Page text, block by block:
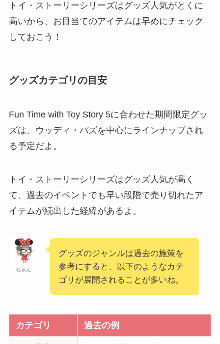
トイ・ストーリーシリーズはグッズ人気がとくに
高いから、お目当てのアイテムは早めにチェック
しておこう！
グッズカテゴリの目安
Fun Time with Toy Story 5に合わせた期間限定グッ
ズは、ウッディ・バズを中心にラインナップされ
る予定だよ。
トイ・ストーリーシリーズはグッズ人気が高く
て、過去のイベントでも早い段階で売り切れたア
イテムが続出した経緯があるよ。
ちゅん
グッズのジャンルは過去の施策を
参考にすると、以下のようなカテ
ゴリが展開されることが多いね。
カテゴリ 過去の例